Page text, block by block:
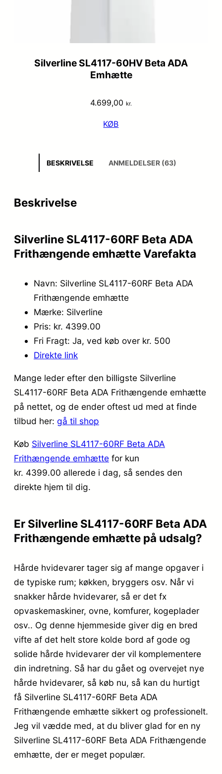
Silverline SL4117-60HV Beta ADA
Emhætte
4.699,00 kr.
KØB
BESKRIVELSE ANMELDELSER (63)
Beskrivelse
Silverline SL4117-60RF Beta ADA
Frithængende emhætte Varefakta
Navn: Silverline SL4117-60RF Beta ADA
Frithængende emhætte
Mærke: Silverline
Pris: kr. 4399.00
Fri Fragt: Ja, ved køb over kr. 500
Direkte link
Mange leder efter den billigste Silverline
SL4117-60RF Beta ADA Frithængende emhætte
på nettet, og de ender oftest ud med at finde
tilbud her: gå til shop
Køb Silverline SL4117-60RF Beta ADA
Frithængende emhætte for kun
kr. 4399.00 allerede i dag, så sendes den
direkte hjem til dig.
Er Silverline SL4117-60RF Beta ADA
Frithængende emhætte på udsalg?
Hårde hvidevarer tager sig af mange opgaver i
de typiske rum; køkken, bryggers osv. Når vi
snakker hårde hvidevarer, så er det fx
opvaskemaskiner, ovne, komfurer, kogeplader
osv.. Og denne hjemmeside giver dig en bred
vifte af det helt store kolde bord af gode og
solide hårde hvidevarer der vil komplementere
din indretning. Så har du gået og overvejet nye
hårde hvidevarer, så køb nu, så kan du hurtigt
få Silverline SL4117-60RF Beta ADA
Frithængende emhætte sikkert og professionelt.
Jeg vil vædde med, at du bliver glad for en ny
Silverline SL4117-60RF Beta ADA Frithængende
emhætte, der er meget populær.